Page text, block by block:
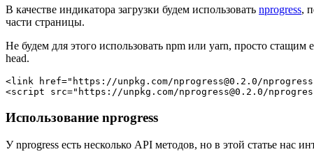
В качестве индикатора загрузки будем использовать nprogress,
части страницы.
Не будем для этого использовать npm или yarn, просто
head.
<link href="https://unpkg.com/nprogress@0.2.0/
Использование nprogress
У nprogress есть несколько API методов, но в этой статье нас